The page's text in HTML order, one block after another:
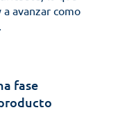
avanzar como
fase